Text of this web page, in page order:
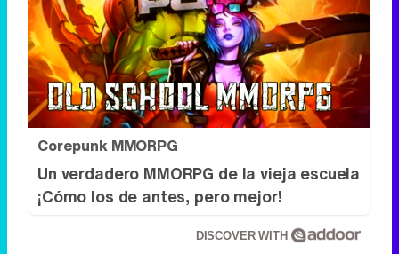
Corepunk MMORPG
Un verdadero MMORPG de la vieja escuela
¡Cómo los de antes, pero mejor!
DISCOVER WITH